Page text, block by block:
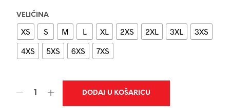
VELIČINA
XS S M L XL 2XS 2XL 3XL
3XS
4XS
5XS 6XS 7XS
DODAJ U KOŠARICU